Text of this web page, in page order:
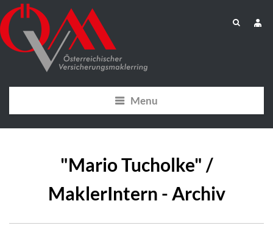
Menu
"Mario Tucholke" /
MaklerIntern - Archiv